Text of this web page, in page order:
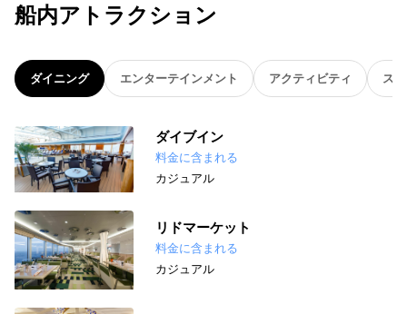
船内アトラクション
ダイニング エンターテインメント アクティビティ ス
ダイブイン
料金に含まれる
カジュアル
リドマーケット
料金に含まれる
カジュアル